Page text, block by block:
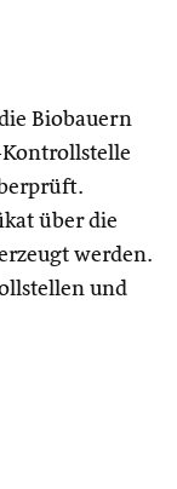
Biobauern
über die
werden.
und